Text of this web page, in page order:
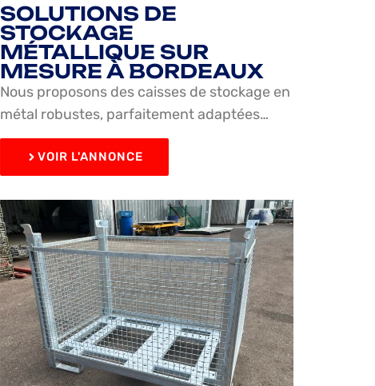
SOLUTIONS DE
STOCKAGE
MÉTALLIQUE SUR
MESURE À BORDEAUX
Nous proposons des caisses de stockage en
métal robustes, parfaitement adaptées…
VOIR L'ANNONCE